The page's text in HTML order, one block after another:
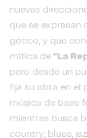
nuevas
que se expresan
gótico, y que
mítica de "La
pero desde un
fija su obra en el
música de base
mientras busca
country, blues,